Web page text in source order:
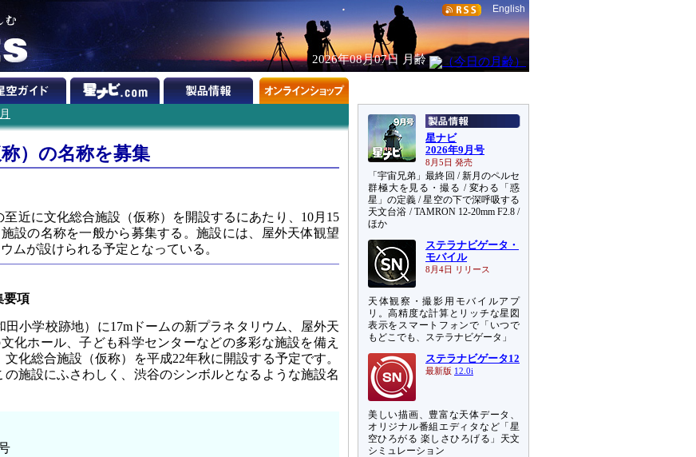
English
2026年08月07日 月齢
）の名称を募集
近に文化総合施設（仮称）を開設するにあたり、10月15
設の名称を一般から募集する。施設には、屋外天体観望
ムが設けられる予定となっている。
要項
小学校跡地）に17mドームの新プラネタリウム、屋外天
化ホール、子ども科学センターなどの多彩な施設を備え
化総合施設（仮称）を平成22年秋に開設する予定です。
施設にふさわしく、渋谷のシンボルとなるような施設名
星ナビ
2026年9月号
8月5日 発売
「宇宙兄弟」最終回 / 新月のペルセ
群極大を見る・撮る / 変わる「惑
星」の定義 / 星空の下で深呼吸する
天文台浴 / TAMRON 12-20mm F2.8 /
ほか
ステラナビゲータ・
モバイル
8月4日 リリース
天体観察・撮影用モバイルアプ
リ。高精度な計算とリッチな星図
表示をスマートフォンで「いつで
もどこでも、ステラナビゲータ」
ステラナビゲータ12
最新版 12.0i
美しい描画、豊富な天体データ、
オリジナル番組エディタなど「星
空ひろがる 楽しさひろげる」天文
シミュレーション